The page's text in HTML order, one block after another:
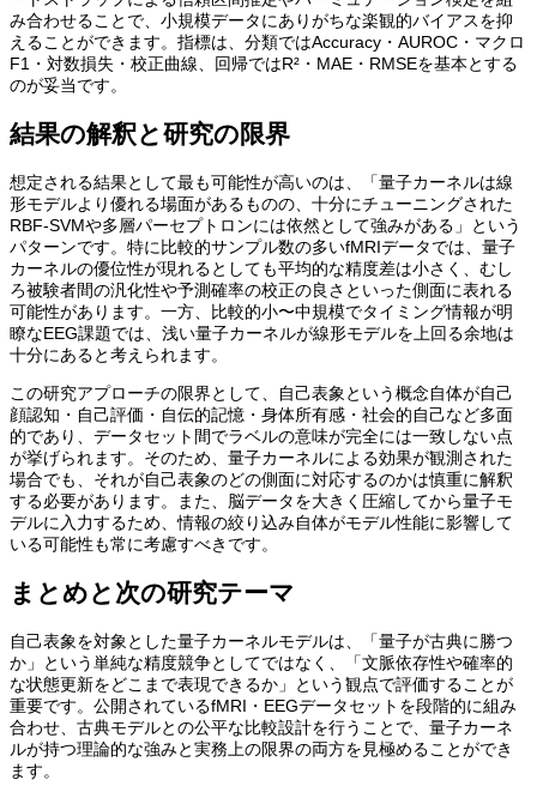
み合わせることで、小規模データにありがちな楽観的バイアスを抑
えることができます。指標は、分類ではAccuracy・AUROC・マクロ
F1・対数損失・校正曲線、回帰ではR²・MAE・RMSEを基本とする
のが妥当です。
結果の解釈と研究の限界
想定される結果として最も可能性が高いのは、「量子カーネルは線
形モデルより優れる場面があるものの、十分にチューニングされた
RBF-SVMや多層パーセプトロンには依然として強みがある」という
パターンです。特に比較的サンプル数の多いfMRIデータでは、量子
カーネルの優位性が現れるとしても平均的な精度差は小さく、むし
ろ被験者間の汎化性や予測確率の校正の良さといった側面に表れる
可能性があります。一方、比較的小〜中規模でタイミング情報が明
瞭なEEG課題では、浅い量子カーネルが線形モデルを上回る余地は
十分にあると考えられます。
この研究アプローチの限界として、自己表象という概念自体が自己
顔認知・自己評価・自伝的記憶・身体所有感・社会的自己など多面
的であり、データセット間でラベルの意味が完全には一致しない点
が挙げられます。そのため、量子カーネルによる効果が観測された
場合でも、それが自己表象のどの側面に対応するのかは慎重に解釈
する必要があります。また、脳データを大きく圧縮してから量子モ
デルに入力するため、情報の絞り込み自体がモデル性能に影響して
いる可能性も常に考慮すべきです。
まとめと次の研究テーマ
自己表象を対象とした量子カーネルモデルは、「量子が古典に勝つ
か」という単純な精度競争としてではなく、「文脈依存性や確率的
な状態更新をどこまで表現できるか」という観点で評価することが
重要です。公開されているfMRI・EEGデータセットを段階的に組み
合わせ、古典モデルとの公平な比較設計を行うことで、量子カーネ
ルが持つ理論的な強みと実務上の限界の両方を見極めることができ
ます。